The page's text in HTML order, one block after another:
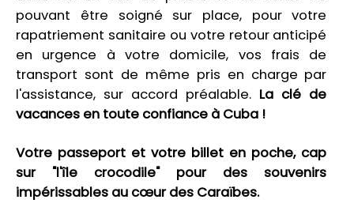
pouvant être soigné sur place, pour votre
rapatriement sanitaire ou votre retour anticipé
en urgence à votre domicile, vos frais de
transport sont de même pris en charge par
l'assistance, sur accord préalable. La clé de
vacances en toute confiance à Cuba !
Votre passeport et votre billet en poche, cap
sur "l'île crocodile" pour des souvenirs
impérissables au cœur des Caraïbes.